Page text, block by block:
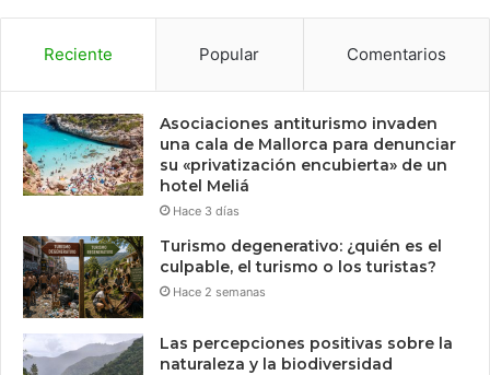
Reciente Popular Comentarios
Asociaciones antiturismo invaden
una cala de Mallorca para denunciar
su «privatización encubierta» de un
hotel Meliá
Hace 3 días
Turismo degenerativo: ¿quién es el
culpable, el turismo o los turistas?
Hace 2 semanas
Las percepciones positivas sobre la
naturaleza y la biodiversidad